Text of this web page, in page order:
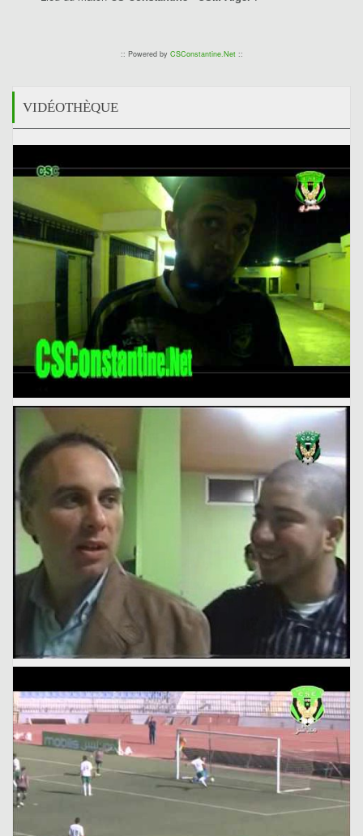
:: Powered by CSConstantine.Net::
VIDÉOTHÈQUE